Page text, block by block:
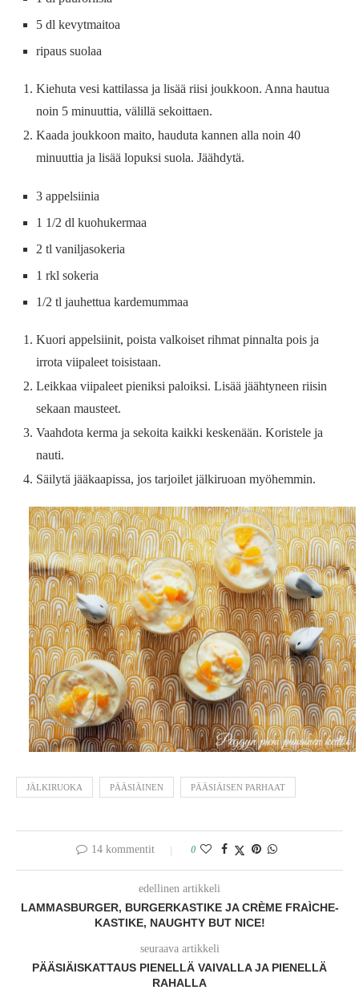
5 dl kevytmaitoa
ripaus suolaa
Kiehuta vesi kattilassa ja lisää riisi joukkoon. Anna hautua
noin 5 minuuttia, välillä sekoittaen.
Kaada joukkoon maito, hauduta kannen alla noin 40
minuuttia ja lisää lopuksi suola. Jäähdytä.
3 appelsiinia
1 1/2 dl kuohukermaa
2 tl vaniljasokeria
1 rkl sokeria
1/2 tl jauhettua kardemummaa
Kuori appelsiinit, poista valkoiset rihmat pinnalta pois ja
irrota viipaleet toisistaan.
Leikkaa viipaleet pieniksi paloiksi. Lisää jäähtyneen riisin
sekaan mausteet.
Vaahdota kerma ja sekoita kaikki keskenään. Koristele ja
nauti.
Säilytä jääkaapissa, jos tarjoilet jälkiruoan myöhemmin.
JÄLKIRUOKA PÄÄSIÄINEN PÄÄSIÄISEN PARHAAT
14 kommentit 0
edellinen artikkeli
LAMMASBURGER, BURGERKASTIKE JA CRÈME FRAÌCHE-
KASTIKE, NAUGHTY BUT NICE!
seuraava artikkeli
PÄÄSIÄISKATTAUS PIENELLÄ VAIVALLA JA PIENELLÄ
RAHALLA